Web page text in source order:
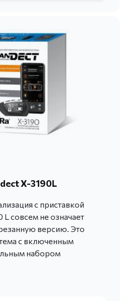
X-3190L
с приставкой
совсем не означает
версию. Это
с включенным
набором